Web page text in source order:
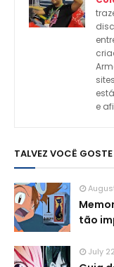
e
TALVEZ VOCÊ
tão
July